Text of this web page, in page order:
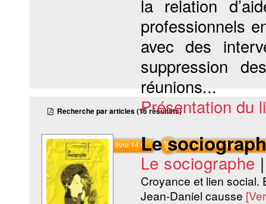
la relation
professionnels
avec des
suppression
réunions...
Présentation du
Commander le livre 14 € Commander l'Ebook 9 €
Recherche par articles (15 résultats)
Le
Le sociographe
Croyance et lien social.
Jean-Daniel causse